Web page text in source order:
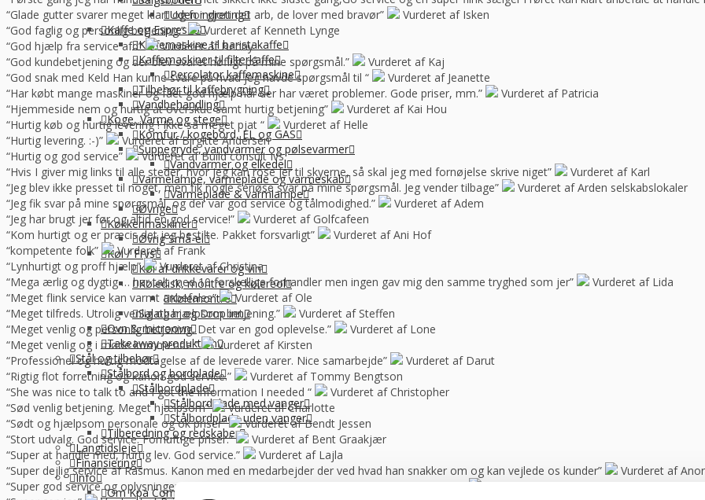
Uden indreting
Kaffe og Espresso
Kaffemaskine til baristakaffe
Kaffemaskiner til filterkaffe
Percolator kaffemaskine
Tilbehør til kaffebrygning
Vandbehandling
Koge, Varme og stege
Komfur / kogebord, EL og GAS
Suppegryde, vandvarmer og pølsevarmer
Vandvarmer og elkedel
Varmelampe, varmeplade og varmeskab
Varmeplade & varmlampe
Øvrige
Køkkenmaskiner
Øvrig Små-el
Køl / Frys
Køl af drikkevarer og vin
Køledisk, montre og kølereol
Kølemontre
Salatbar og Drop inn
Ovn & microovn
Takeaway produktion
Stål og tilbehør
Stålbord og bordplade
Stålbordplade
Stålbordplade med vanger
Stålbordplade uden vanger
Tilberedning og redskaber
Langtidsleje
Finansiering
Info
Om Kpa Company
“Glade gutter svarer meget klart og for gjort det arb, de lover med bravør”
Vurderet af Isken
“God faglig og personlig betjening.”
Vurderet af Kenneth Lynge
“God hjælp fra service afd”
Vurderet af Benny
“God kundebetjening og der blev svaret høfligt på mine spørgsmål.”
Vurderet af Kaj
“God snak med Keld Han kunne svare på hvad jeg havde spørgsmål til “
Vurderet af Jeanette
“Har købt mange maskiner og fået god hjælp når der har været problemer. Gode priser, mm.”
Vurderet af Patricia
“Hjemmeside nem og hurtig at overskue samt hurtig betjening”
Vurderet af Kai Hou
“Hurtig køb og hurtig levering ! Ikke så meget pjat “
Vurderet af Helle
“Hurtig levering. :-)”
Vurderet af Birgitte Andersen
“Hurtig og god service”
Vurderet af Build consult Ivs
“Hvis I giver mig links til alle steder, hvor jeg kan rose jer til skyerne, så skal jeg med fornøjelse skrive niget”
Vurderet af Karl
“Jeg blev ikke presset til noget, men fik nogle seriøse svar på mine spørgsmål. Jeg vender tilbage”
Vurderet af Arden selskabslokaler
“Jeg fik svar på mine spørgsmål, og der var god service og tålmodighed.”
Vurderet af Adem
“Jeg har brugt jer før og altid en god service!”
Vurderet af Golfcafeen
“Kom hurtigt og er præcis det jeg bestilte. Pakket forsvarligt”
Vurderet af Ani Hof
“kompetente folk”
Vurderet af Frank
“Lynhurtigt og proff hjælp”
Vurderet af Christina
“Mega ærlig og dygtig … har talt med 10 forskellige forhandler men ingen gav mig den samme tryghed som jer”
Vurderet af Lida
“Meget flink service kan varmt anbefales”
Vurderet af Ole
“Meget tilfreds. Utrolig venlig og hjælpsom betjening.”
Vurderet af Steffen
“Meget venlig og personlig betjening. Det var en god oplevelse.”
Vurderet af Lone
“Meget venlig og i møde kommende.”
Vurderet af Kirsten
“Professionel og hurtig modtagelse af de leverede varer. Nice samarbejde”
Vurderet af Darut
“Rigtig flot forretning og kanon god service.”
Vurderet af Tommy Bengtson
“She was nice to talk to and I got the information I needed “
Vurderet af Christopher
“Sød venlig betjening. Meget hjælpsom”
Vurderet af Charlotte
“Sødt og hjælpsom personale og ok priser”
Vurderet af Bendt Jessen
“Stort udvalg. God service. Fornuftige priser.”
Vurderet af Bent Graakjær
“Super at handle med, hurtig lev. God service.”
Vurderet af Lajla
“Super dejlig service af Rasmus. Kanon med en medarbejder der ved hvad han snakker om og kan vejlede os kunder”
Vurderet af
“Super god service og oplysninger som vi kan bruge til noget. For klart vores anbefalinger.”